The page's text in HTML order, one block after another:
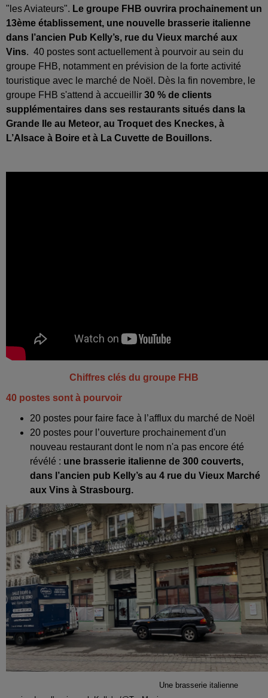
"les Aviateurs". Le groupe FHB ouvrira prochainement un
13ème établissement, une nouvelle brasserie italienne
dans l’ancien Pub Kelly’s, rue du Vieux marché aux
Vins. 40 postes sont actuellement à pourvoir au sein du
groupe FHB, notamment en prévision de la forte activité
touristique avec le marché de Noël. Dès la fin novembre, l e
groupe FHB s'attend à accueillir 30 % de clients
supplémentaires dans ses restaurants situés dans la
Grande Ile au Meteor, au Troquet des Kneckes, à
L’Alsace à Boire et à La Cuvette de Bouillons.
Chiffres clés du groupe FHB
40 postes sont à pourvoir
20 postes pour faire face à l’afflux du marché de Noël
20 postes pour l’ouverture prochainement d'un
nouveau restaurant dont le nom n'a pas encore été
révélé : une brasserie italienne de 300 couverts,
dans l’ancien pub Kelly’s au 4 rue du Vieux Marché
aux Vins à Strasbourg.
Une brasserie italienne